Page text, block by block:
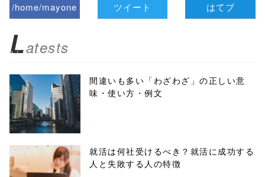
/home/mayone
biz.jp/public_ht
ml/wp-
content/themes
/tapbiz_theme/
parts/sns-
buttons.php on
ツイート はてブ
Latests
間違いも多い「わざわざ」の正しい意
味・使い方・例文
就活は何社受けるべき？就活に成功する
人と失敗する人の特徴